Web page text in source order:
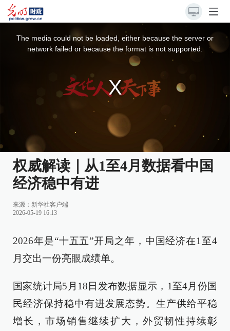
The media could not be loaded, either because the server or
network failed or because the format is not supported.
权威解读｜从1至4月数据看中国
经济稳中有进
来源： 新华社客户端
2026-05-19 16:13
2026年是“十五五”开局之年，中国经济在1至4
月交出一份亮眼成绩单。
国家统计局5月18日发布数据显示，1至4月份国
民经济保持稳中有进发展态势。生产供给平稳
增长，市场销售继续扩大，外贸韧性持续彰